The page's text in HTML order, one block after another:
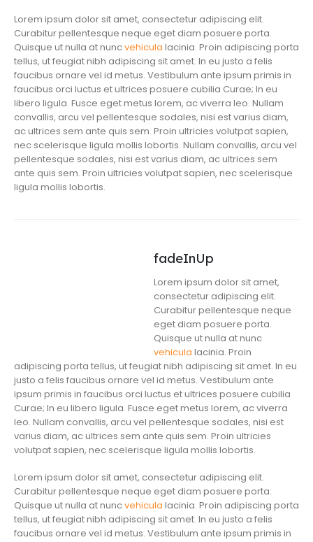
Lorem ipsum dolor sit amet, consectetur adipiscing elit.
Curabitur pellentesque neque eget diam posuere porta.
Quisque ut nulla at nuncvehicula lacinia. Proin adipiscing porta
tellus, ut feugiat nibh adipiscing sit amet. In eu justo a felis
faucibus ornare vel id metus. Vestibulum ante ipsum primis in
faucibus orci luctus et ultrices posuere cubilia Curae; In eu
libero ligula. Fusce eget metus lorem, ac viverra leo. Nullam
convallis, arcu vel pellentesque sodales, nisi est varius diam,
ac ultrices sem ante quis sem. Proin ultricies volutpat sapien,
nec scelerisque ligula mollis lobortis. Nullam convallis, arcu vel
pellentesque sodales, nisi est varius diam, ac ultrices sem
ante quis sem. Proin ultricies volutpat sapien, nec scelerisque
ligula mollis lobortis.
fadeInUp
Lorem ipsum dolor sit amet,
consectetur adipiscing elit.
Curabitur pellentesque neque
eget diam posuere porta.
Quisque ut nulla at nunc
vehicula lacinia. Proin
adipiscing porta tellus, ut feugiat nibh adipiscing sit amet. In eu
justo a felis faucibus ornare vel id metus. Vestibulum ante
ipsum primis in faucibus orci luctus et ultrices posuere cubilia
Curae; In eu libero ligula. Fusce eget metus lorem, ac viverra
leo. Nullam convallis, arcu vel pellentesque sodales, nisi est
varius diam, ac ultrices sem ante quis sem. Proin ultricies
volutpat sapien, nec scelerisque ligula mollis lobortis.
Lorem ipsum dolor sit amet, consectetur adipiscing elit.
Curabitur pellentesque neque eget diam posuere porta.
Quisque ut nulla at nuncvehicula lacinia. Proin adipiscing porta
tellus, ut feugiat nibh adipiscing sit amet. In eu justo a felis
faucibus ornare vel id metus. Vestibulum ante ipsum primis in